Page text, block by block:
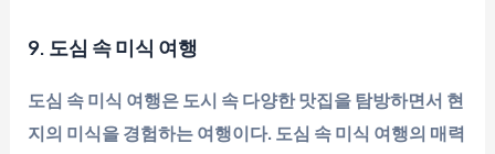
9. 도심 속 미식 여행
도심 속 미식 여행은 도시 속 다양한 맛집을 탐방하면서 현
지의 미식을 경험하는 여행이다. 도심 속 미식 여행의 매력